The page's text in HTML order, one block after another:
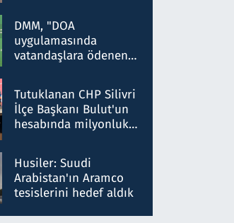
DMM, "DOA
uygulamasında
vatandaşlara ödenen
düşürüldüğü" iddiasını
yalanladı
Tutuklanan CHP Silivri
İlçe Başkanı Bulut'un
hesabında milyonluk
talimat verdi, ben
gönderdim
Husiler: Suudi
Arabistan'ın Aramco
tesislerini hedef aldık